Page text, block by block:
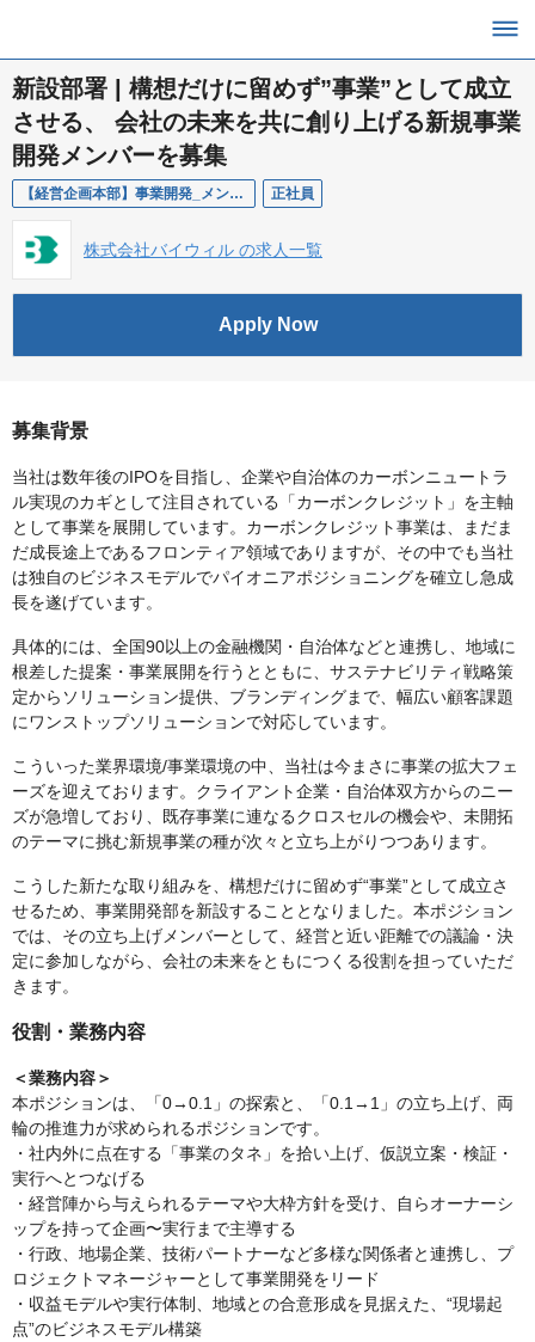
新設部署 | 構想だけに留めず”事業”として成立
させる、 会社の未来を共に創り上げる新規事業
開発メンバーを募集
【経営企画本部】事業開発_メンバー 正社員
株式会社バイウィル の求人一覧
Apply Now
募集背景
当社は数年後のIPOを目指し、企業や自治体のカーボンニュートラ
ル実現のカギとして注目されている「カーボンクレジット」を主軸
として事業を展開しています。カーボンクレジット事業は、まだま
だ成長途上であるフロンティア領域でありますが、その中でも当社
は独自のビジネスモデルでパイオニアポジショニングを確立し急成
長を遂げています。
具体的には、全国90以上の金融機関・自治体などと連携し、地域に
根差した提案・事業展開を行うとともに、サステナビリティ戦略策
定からソリューション提供、ブランディングまで、幅広い顧客課題
にワンストップソリューションで対応しています。
こういった業界環境/事業環境の中、当社は今まさに事業の拡大フェ
ーズを迎えております。クライアント企業・自治体双方からのニー
ズが急増しており、既存事業に連なるクロスセルの機会や、未開拓
のテーマに挑む新規事業の種が次々と立ち上がりつつあります。
こうした新たな取り組みを、構想だけに留めず“事業”として成立さ
せるため、事業開発部を新設することとなりました。本ポジション
では、その立ち上げメンバーとして、経営と近い距離での議論・決
定に参加しながら、会社の未来をともにつくる役割を担っていただ
きます。
役割・業務内容
＜業務内容＞
本ポジションは、「0→0.1」の探索と、「0.1→1」の立ち上げ、両
輪の推進力が求められるポジションです。
・社内外に点在する「事業のタネ」を拾い上げ、仮説立案・検証・
実行へとつなげる
・経営陣から与えられるテーマや大枠方針を受け、自らオーナーシ
ップを持って企画〜実行まで主導する
・行政、地場企業、技術パートナーなど多様な関係者と連携し、プ
ロジェクトマネージャーとして事業開発をリード
・収益モデルや実行体制、地域との合意形成を見据えた、“現場起
点”のビジネスモデル構築